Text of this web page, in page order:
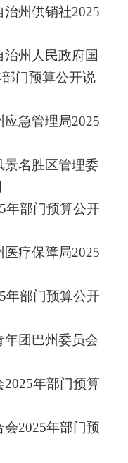
州供销社2025
州人民政府国
门预算公开说
急管理局2025
景名胜区管理委
年部门预算公开
疗保障局2025
年部门预算公开
年团巴州委员会
2025年部门预算
会2025年部门预